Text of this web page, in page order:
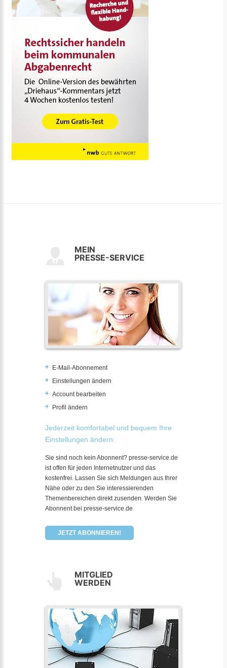
MEIN
PRESSE-SERVICE
E-Mail-Abonnement
Einstellungen ändern
Account bearbeiten
Profil ändern
Jederzeit komfortabel und bequem Ihre
Einstellungen ändern:
Sie sind noch kein Abonnent? presse-service.de
ist offen für jeden Internetnutzer und das
kostenfrei. Lassen Sie sich Meldungen aus Ihrer
Nähe oder zu den Sie interessierenden
Themenbereichen direkt zusenden. Werden Sie
Abonnent bei presse-service.de
JETZT ABONNIEREN!
MITGLIED
WERDEN